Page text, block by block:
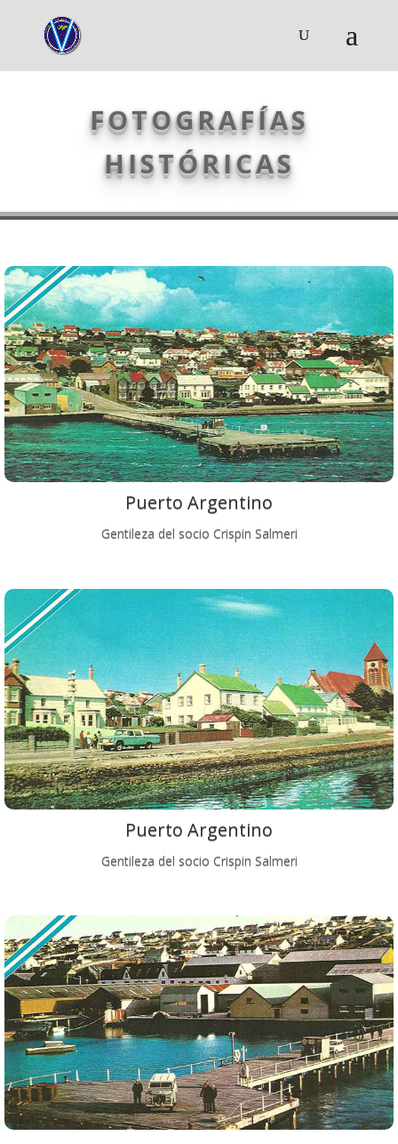
FOTOGRAFÍAS
HISTÓRICAS
Puerto Argentino
Gentileza del socio Crispin Salmeri
Puerto Argentino
Gentileza del socio Crispin Salmeri